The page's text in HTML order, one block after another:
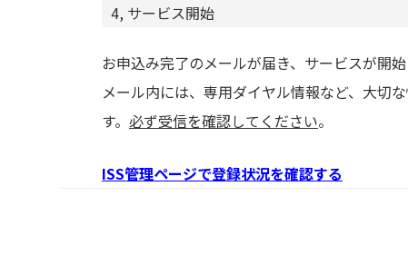
4, サービス開始
お申込み完了のメールが届き、サービスが開始
メール内には、専用ダイヤル情報など、大切
す。 必ず受信を確認してください。
ISS管理ページで登録状況を確認する